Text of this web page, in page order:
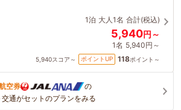
1泊 大人1名 合計(税込)
5,940円～
1名 5,940円～
5,940スコア～ ポイントUP 118ポイント～
空券
の
通がセットのプランをみる